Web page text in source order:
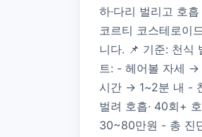
하·다리 벌리고 호
코르티 코스테로이
니다. 📌 기준: 천
트: - 헤어볼 자세
시간 → 1~2분 내 -
벌려 호흡· 40회+
30~80만원 - 총 진